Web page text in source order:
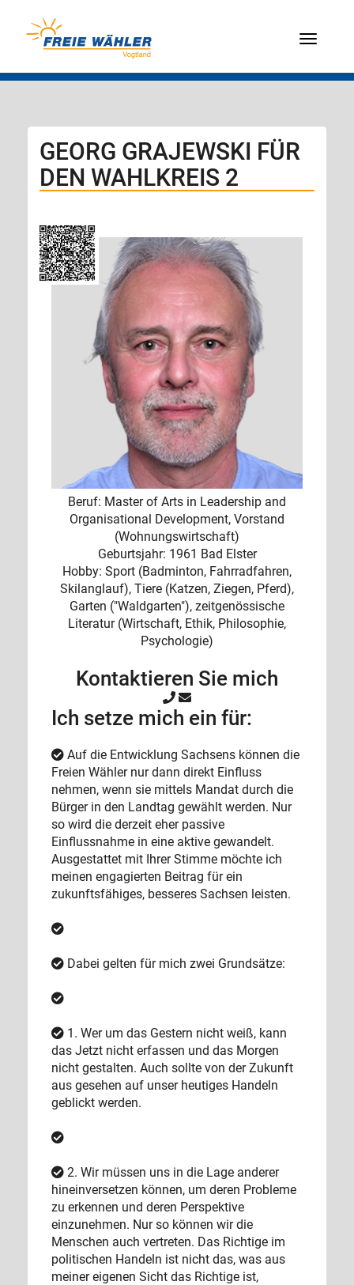
Menü
GEORG GRAJEWSKI FÜR
DEN WAHLKREIS 2
Beruf: Master of Arts in Leadership and
Organisational Development, Vorstand
(Wohnungswirtschaft)
Geburtsjahr: 1961 Bad Elster
Hobby: Sport (Badminton, Fahrradfahren,
Skilanglauf), Tiere (Katzen, Ziegen, Pferd),
Garten ("Waldgarten"), zeitgenössische
Literatur (Wirtschaft, Ethik, Philosophie,
Psychologie)
Kontaktieren Sie mich
Ich setze mich ein für:
Auf die Entwicklung Sachsens können die
Freien Wähler nur dann direkt Einfluss
nehmen, wenn sie mittels Mandat durch die
Bürger in den Landtag gewählt werden. Nur
so wird die derzeit eher passive
Einflussnahme in eine aktive gewandelt.
Ausgestattet mit Ihrer Stimme möchte ich
meinen engagierten Beitrag für ein
zukunftsfähiges, besseres Sachsen leisten.
Dabei gelten für mich zwei Grundsätze:
1. Wer um das Gestern nicht weiß, kann
das Jetzt nicht erfassen und das Morgen
nicht gestalten. Auch sollte von der Zukunft
aus gesehen auf unser heutiges Handeln
geblickt werden.
2. Wir müssen uns in die Lage anderer
hineinversetzen können, um deren Probleme
zu erkennen und deren Perspektive
einzunehmen. Nur so können wir die
Menschen auch vertreten. Das Richtige im
politischen Handeln ist nicht das, was aus
meiner eigenen Sicht das Richtige ist,